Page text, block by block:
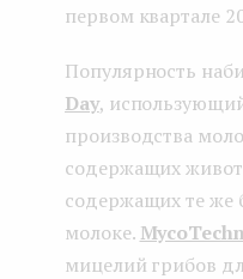
первом квартале
Популярность
Day,
производства
содержащих
содержащих те же
молоке.
мицелий грибов